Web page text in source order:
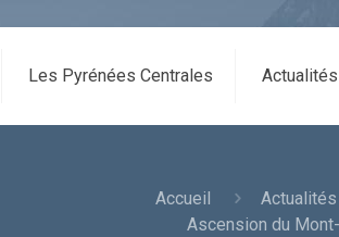
Les Pyrénées Centrales Actualités
Accueil Actualités
Ascension du